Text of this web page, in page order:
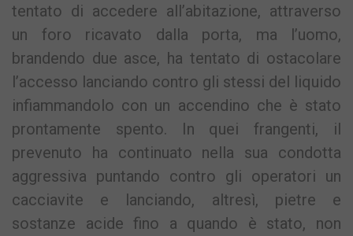
tentato di accedere all’abitazione, attraverso
un foro ricavato dalla porta, ma l’uomo,
brandendo due asce, ha tentato di ostacolare
l’accesso lanciando contro gli stessi del liquido
infiammandolo con un accendino che è stato
prontamente spento. In quei frangenti, il
prevenuto ha continuato nella sua condotta
aggressiva puntando contro gli operatori un
cacciavite e lanciando, altresì, pietre e
sostanze acide fino a quando è stato, non